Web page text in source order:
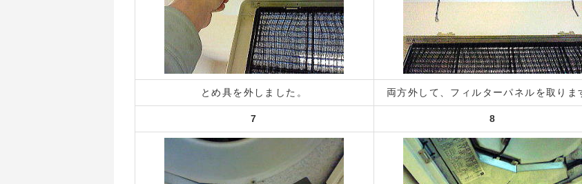
とめ具を外しました。 両方外して、フィルターパネルを取りま
7 8